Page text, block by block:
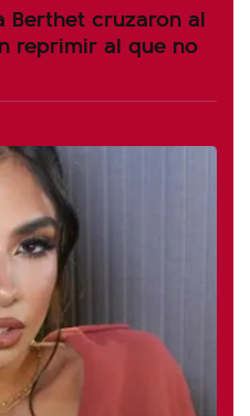
Berthet cruzaron al
reprimir al que no